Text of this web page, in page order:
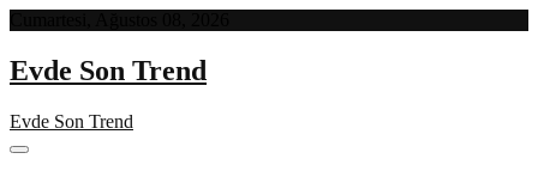
content
Evde Son Trend
Evde Son Trend